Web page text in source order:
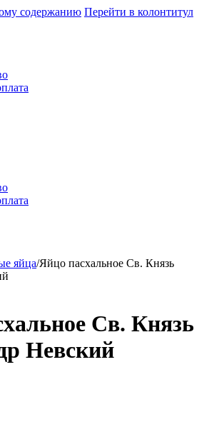
содержанию Перейти в колонтитул
яйца/Яйцо пасхальное Св. Князь
Св. Князь
Невский